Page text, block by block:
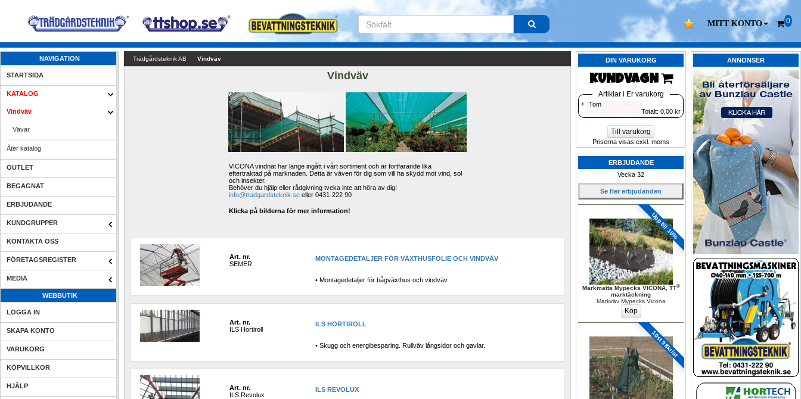
MITT KONTO 0
NAVIGATION
STARTSIDA
KATALOG
Vindväv
Vävar
Åter katalog
OUTLET
BEGAGNAT
ERBJUDANDE
KUNDGRUPPER
KONTAKTA OSS
FÖRETAGSREGISTER
MEDIA
WEBBUTIK
LOGGA IN
SKAPA KONTO
VARUKORG
KÖPVILLKOR
HJÄLP
ANNONSER
DIN VARUKORG
KUNDVAGN
Artiklar i Er varukorg
Tom
Totalt: 0,00 kr
Till varukorg
Priserna visas exkl. moms
ERBJUDANDE
Vecka 32
Se fler erbjudanden
Upp till 10%
Markmatta Mypecks VICONA, TT®
marktäckning
Markväv Mypecks Vicona
10st 98kr/st
Trädgårdsteknik AB Vindväv
Vindväv
VICONA vindnät har länge ingått i vårt sortiment och är fortfarande lika
eftertraktad på marknaden. Detta är väven för dig som vill ha skydd mot vind, sol
och insekter.
Behöver du hjälp eller rådgivning tveka inte att höra av dig!
info@tradgardsteknik.se eller 0431-222 90
Klicka på bilderna för mer information!
Art. nr.
SEMER
MONTAGEDETALJER FÖR VÄXTHUSFOLIE OCH VINDVÄV
• Montagedetaljer för bågväxthus och vindväv
Art. nr.
ILS Hortiroll
ILS HORTIROLL
• Skugg och energibesparing. Rullväv långsidor och gavlar.
Art. nr.
ILS Revolux
ILS REVOLUX